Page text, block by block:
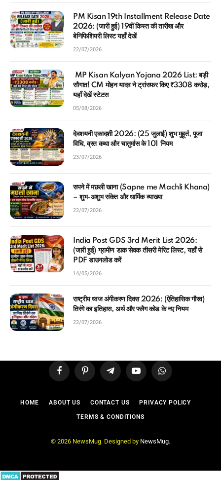
PM Kisan 19th Installment Release Date
2026: (जारी हुई) 19वीं किस्त की तारीख और
बेनिफिशियरी लिस्ट यहाँ देखें
22/07/2026
MP Kisan Kalyan Yojana 2026 List: बड़ी
सौगात! CM मोहन यादव ने ट्रांसफर किए ₹3308 करोड़,
यहाँ देखें स्टेटस
05/08/2026
देवशयनी एकादशी 2026: (25 जुलाई) शुभ मुहूर्त, पूजा
विधि, व्रत कथा और चातुर्मास के 101 नियम
23/07/2026
सपने में मछली खाना (Sapne me Machli Khana)
– शुभ-अशुभ संकेत और धार्मिक व्याख्या
22/07/2026
India Post GDS 3rd Merit List 2026:
(जारी हुई) ग्रामीण डाक सेवक तीसरी मेरिट लिस्ट, यहाँ से
PDF डाउनलोड करें
14/05/2026
राष्ट्रीय ध्वज अंगीकरण दिवस 2026: (ऐतिहासिक गौरव)
तिरंगे का इतिहास, अर्थ और फ्लैग कोड के नए नियम
22/07/2026
FacebookPinterest TelegramYouTubeWhatsApp
HOME ABOUT US CONTACT US PRIVACY POLICY
TERMS & CONDITIONS
© 2026 NewsMug. Designed by NewsMug.